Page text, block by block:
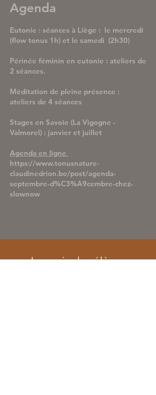
Agenda
Eutonie : séances à Liège : le mercredi
(flow tonus 1h) et le samedi (2h30)
Périnée féminin en eutonie : ateliers de
2 séances.
Méditation de pleine présence :
ateliers de 4 séances
Stages en Savoie (La Vigogne -
Valmorel) : janvier et juillet
Agenda en ligne
https://www.tonusnature-
claudinedrion.be/post/agenda-
septembre-d%C3%A9cembre-chez-
slownow
Les avis des élèves